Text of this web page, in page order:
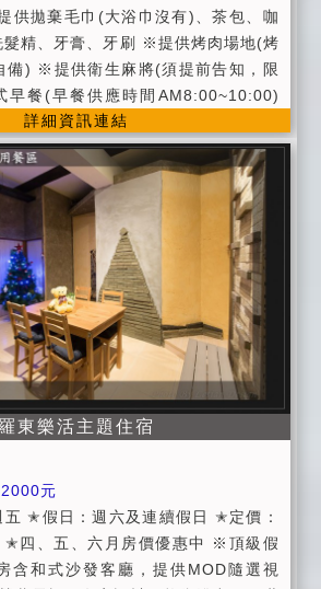
供拋棄毛巾(大浴巾沒有)、茶包、咖
髮精、牙膏、牙刷 ※提供烤肉場地(烤
備) ※提供衛生麻將(須提前告知，限
餐(早餐供應時間AM8:00~10:00)
磁爐 【住宿叮嚀】 ●平日：週日～週
、國定假日、連續假日。 ●定價：農
～初五。 ●進房時間：當日下午15:00
翌日上午11:00以前。 ●入住時請記得
便我們登記，在辦理登記的同時，也
繳交。 ●出示學生證每房優惠100元
維護住宿品質，請依房型人數進住，
告知，入住當天恕不受理加人服務。
全，不接受房客以外人士入內參觀。
減量，個人衛生用品(毛巾、牙刷、
【我們備有個人衛生用品】。 ※室內
煙，請至陽台或室外。 ●為維護住宿
物，不便處請見諒。 ●為維護住宿安
持輕聲細語，相互尊重住宿空間上的
品、請自行妥善保管、如有遺失，
諒。 ●延期住宿：請於住宿前一週告
或保留訂金三個月，並於期限內擇期
詳細資訊連結
東樂活主題住宿
元
✭假日：週六及連續假日 ✭定價：
✭四、五、六月房價優惠中 ※頂級假
含和式沙發客廳，提供MOD隨選視